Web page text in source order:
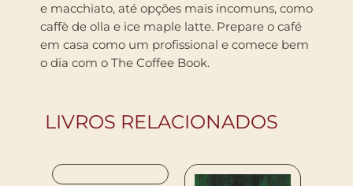
e macchiato, até opções mais incomuns, como
caffè de olla e ice maple latte. Prepare o café
em casa como um profissional e comece bem
o dia com o The Coffee Book.
LIVROS RELACIONADOS